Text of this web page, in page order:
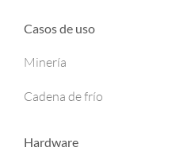
Casos de uso
Minería
Cadena de frío
Hardware